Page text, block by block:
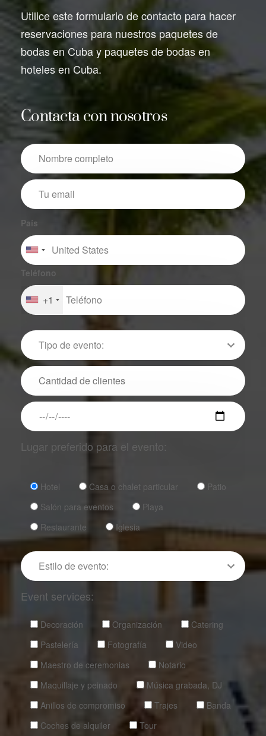
Utilice este formulario de contacto para hacer
reservaciones para nuestros paquetes de
bodas en Cuba y paquetes de bodas en
hoteles en Cuba.
Contacta con nosotros
País
Teléfono
+1
Lugar preferido para el evento:
Hotel Casa o chalet particular
Patio
Salón para eventos
Playa
Restaurante
Iglesia
Event services:
Decoración Organización
Catering
Pastelería
Fotografía
Video
Maestro de ceremonias
Notario
Maquillaje y peinado
Música grabada, DJ
Anillos de compromiso
Trajes
Banda
Coches de alquiler
Tour